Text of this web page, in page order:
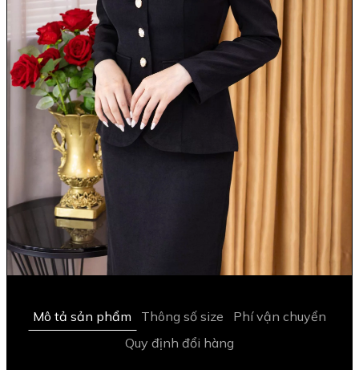
Mô tả sản phẩm Thông số size
Phí vận chuyển
Quy định đổi hàng